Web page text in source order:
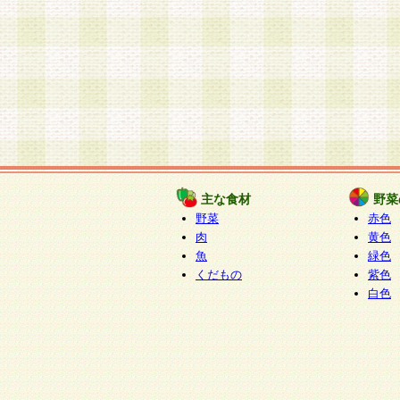
主な食材
野菜
肉
魚
くだもの
野
赤色
黄色
緑色
紫色
白色